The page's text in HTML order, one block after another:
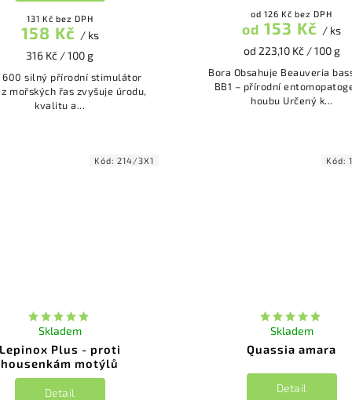
131 Kč bez DPH
158 Kč / ks
316 Kč / 100 g
stimulátor
mořských řas zvyšuje úrodu,
kvalitu a...
od 126 Kč bez DPH
od 153 Kč / ks
od 223,10 Kč / 100 g
Bora Obsahuje Beauveria bassiana
BB1 – přírodní
houbu Určený k...
Plus - proti
housenkám motýlů
Skladem
Detail
Kód:214/3X1
Quassia amara
Skladem
Detail
Kód: